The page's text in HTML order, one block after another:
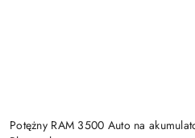
Potężny RAM 3500 Auto na